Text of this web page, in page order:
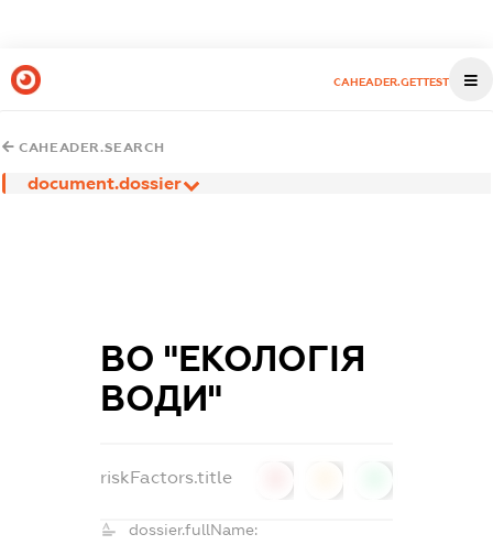
CAHEADER.GETTEST
CAHEADER.SEARCH
document.dossier
ВО "ЕКОЛОГІЯ
ВОДИ"
riskFactors.title
dossier.fullName: